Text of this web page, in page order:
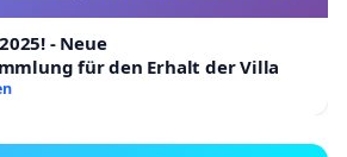
- Neue
für den Erhalt der Villa